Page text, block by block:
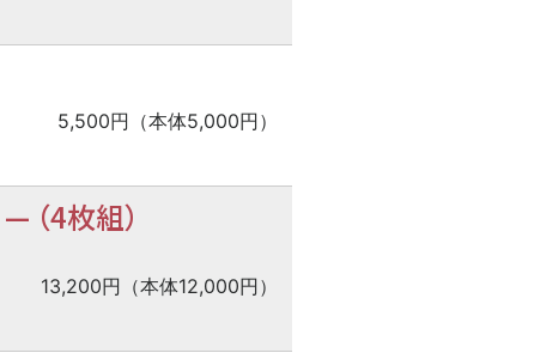
5,500円（本体5,000円）
— （4枚組）
13,200円（本体12,000円）